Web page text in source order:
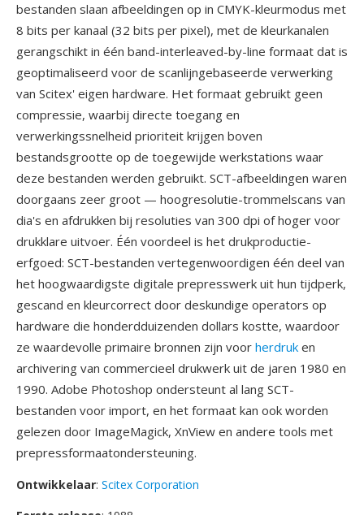
bestanden slaan afbeeldingen op in CMYK-kleurmodus met
8 bits per kanaal (32 bits per pixel), met de kleurkanalen
gerangschikt in één band-interleaved-by-line formaat dat is
geoptimaliseerd voor de scanlijngebaseerde verwerking
van Scitex' eigen hardware. Het formaat gebruikt geen
compressie, waarbij directe toegang en
verwerkingssnelheid prioriteit krijgen boven
bestandsgrootte op de toegewijde werkstations waar
deze bestanden werden gebruikt. SCT-afbeeldingen waren
doorgaans zeer groot — hoogresolutie-trommelscans van
dia's en afdrukken bij resoluties van 300 dpi of hoger voor
drukklare uitvoer. Één voordeel is het drukproductie-
erfgoed: SCT-bestanden vertegenwoordigen één deel van
het hoogwaardigste digitale prepresswerk uit hun tijdperk,
gescand en kleurcorrect door deskundige operators op
hardware die honderdduizenden dollars kostte, waardoor
ze waardevolle primaire bronnen zijn voor herdruk en
archivering van commercieel drukwerk uit de jaren 1980 en
1990. Adobe Photoshop ondersteunt al lang SCT-
bestanden voor import, en het formaat kan ook worden
gelezen door ImageMagick, XnView en andere tools met
prepressformaatondersteuning.
Ontwikkelaar: Scitex Corporation